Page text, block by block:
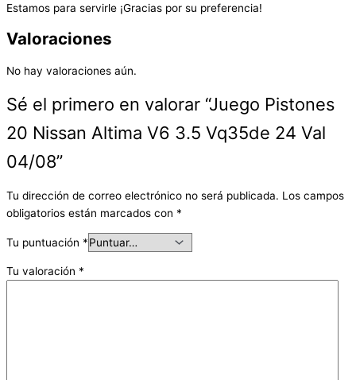
Estamos para servirle ¡Gracias por su preferencia!
Valoraciones
No hay valoraciones aún.
Sé el primero en valorar “Juego Pistones
20 Nissan Altima V6 3.5 Vq35de 24 Val
04/08”
Tu dirección de correo electrónico no será publicada. Los campos
obligatorios están marcados con *
Tu puntuación *
Tu valoración *